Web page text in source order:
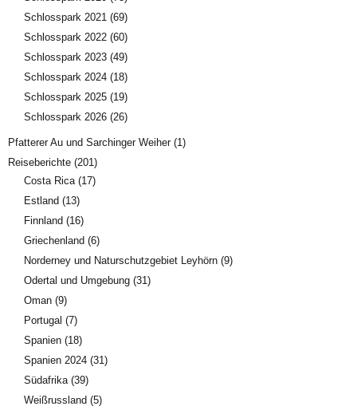
Schlosspark 2021 (69)
Schlosspark 2022 (60)
Schlosspark 2023 (49)
Schlosspark 2024 (18)
Schlosspark 2025 (19)
Schlosspark 2026 (26)
Pfatterer Au und Sarchinger Weiher(1)
Reiseberichte (201)
Costa Rica (17)
Estland (13)
Finnland (16)
Griechenland (6)
Norderney und Naturschutzgebiet Leyhörn (9)
Odertal und Umgebung (31)
Oman (9)
Portugal (7)
Spanien (18)
Spanien 2024 (31)
Südafrika (39)
Weißrussland (5)